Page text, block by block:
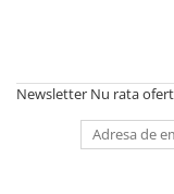
Newsletter Nu rata